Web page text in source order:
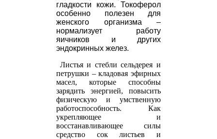
гладкости кожи. Токоферол
особенно полезен для
женского организма –
нормализует работу
яичников и других
эндокринных желез.
Листья и стебли сельдерея и
петрушки – кладовая эфирных
масел, которые способны
зарядить энергией, повысить
физическую и умственную
работоспособность. Как
укрепляющее и
восстанавливающее силы
средство сок листьев и